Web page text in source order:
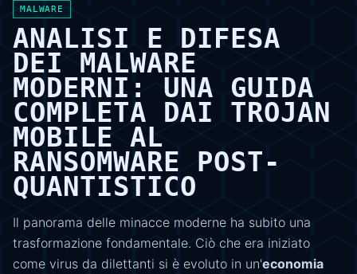
MALWARE
ANALISI E DIFESA
DEI MALWARE
MODERNI: UNA GUIDA
COMPLETA DAI TROJAN
MOBILE AL
RANSOMWARE POST-
QUANTISTICO
Il panorama delle minacce moderne ha subito una
trasformazione fondamentale. Ciò che era iniziato
come virus da dilettanti si è evoluto in un'economia